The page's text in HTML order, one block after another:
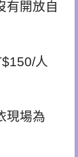
有開放自
人
現場為